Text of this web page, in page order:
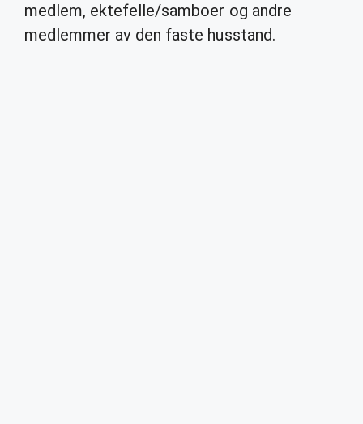
medlem, ektefelle/samboer og andre
medlemmer av den faste husstand.